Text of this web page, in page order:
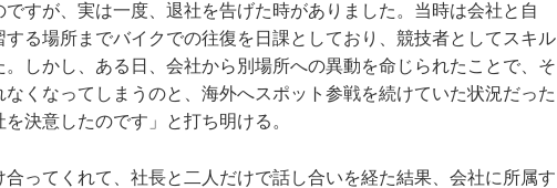
ですが、実は一度、退社を告げた時がありました。当時は会社と自
る場所までバイクでの往復を日課としており、競技者としてスキル
しかし、ある日、会社から別場所への異動を命じられたことで、そ
くなってしまうのと、海外へスポット参戦を続けていた状況だった
決意したのです」と打ち明ける。
ってくれて、社長と二人だけで話し合いを経た結果、会社に所属す